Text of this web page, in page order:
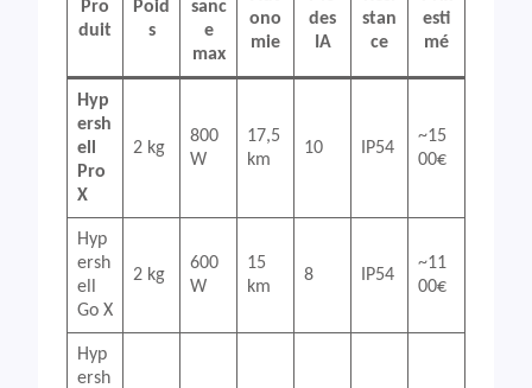
Pro
duit
Poid
s
sanc
e
max
ono
mie
des
IA
stan
ce
esti
mé
Hyp
ersh
ell
Pro
X
2 kg
800
W
17,5
km
10 IP54
~15
00€
Hyp
ersh
ell
Go X
2 kg
600
W
15
km
8 IP54
~11
00€
Hyp
ersh